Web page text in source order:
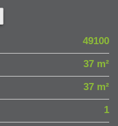
49100
37 m²
37 m²
1